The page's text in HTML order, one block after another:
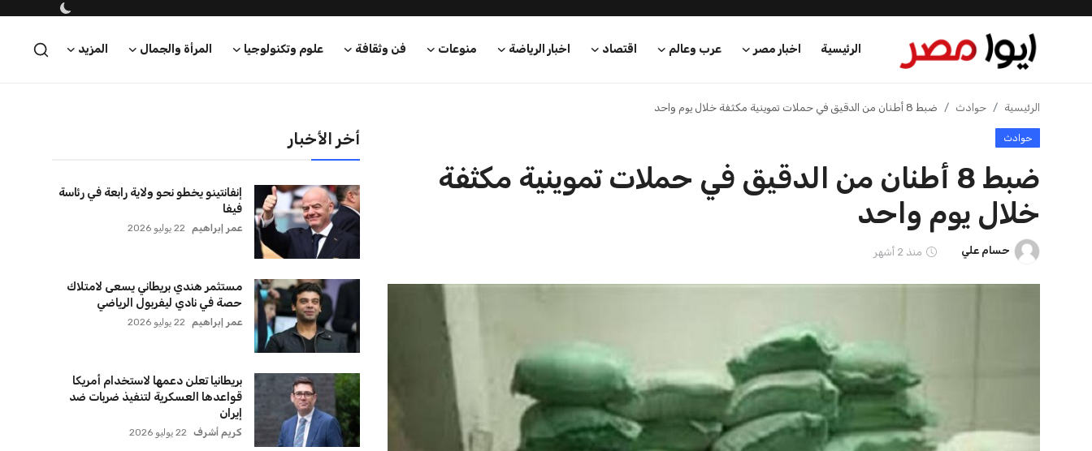
الرئيسية اخبار مصر عرب وعالم اقتصاد اخبار الرياضة منوعات فن وثقافة علوم وتكنولوجيا المرأة والجمال المزيد
الرئيسية
اخبار مصر
عرب وعالم
اخبار الرياضة
الرئيسية حوادث ضبط 8 أطنان من الدقيق في حملات تموينية مكثفة خلال يوم واحد
حوادث
ضبط 8 أطنان من الدقيق في حملات تموينية مكثفة
خلال يوم واحد
حسام علي منذ 2 أشهر
أخر الأخبار
إنفانتينو يخطو نحو ولاية رابعة في رئاسة
فيفا
عمر إبراهيم 22 يوليو 2026
مستثمر هندي بريطاني يسعى لامتلاك
حصة في نادي ليفربول الرياضي
عمر إبراهيم 22 يوليو 2026
بريطانيا تعلن دعمها لاستخدام أمريكا
قواعدها العسكرية لتنفيذ ضربات ضد
إيران
كريم أشرف 22 يوليو 2026